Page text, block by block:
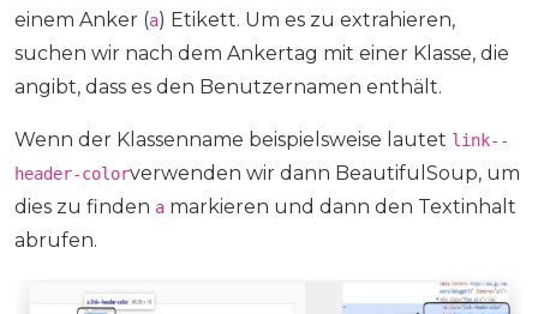
einem Anker (a) Etikett. Um es zu extrahieren,
suchen wir nach dem Ankertag mit einer Klasse, die
angibt, dass es den Benutzernamen enthält.
Wenn der Klassenname beispielsweise lautet link--
header-colorverwenden wir dann BeautifulSoup, um
dies zu finden a markieren und dann den Textinhalt
abrufen.